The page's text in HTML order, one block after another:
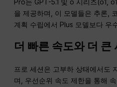
을 제공하며, 이 모델들은 추론,
계획 수립에서 Plus 모델보다 우
더 빠른 속도와 더 큰
프로 세션은 고부하 상태에서도
며, 우선순위 속도 제한을 통해